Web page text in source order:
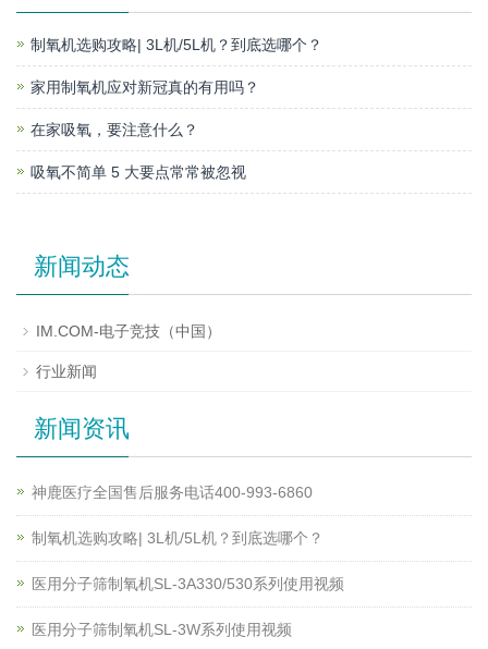
制氧机选购攻略| 3L机/5L机？到底选哪个？
家用制氧机应对新冠真的有用吗？
在家吸氧，要注意什么？
吸氧不简单 5 大要点常常被忽视
新闻动态
IM.COM-电子竞技（中国）
行业新闻
新闻资讯
神鹿医疗全国售后服务电话400-993-6860
制氧机选购攻略| 3L机/5L机？到底选哪个？
医用分子筛制氧机SL-3A330/530系列使用视频
医用分子筛制氧机SL-3W系列使用视频